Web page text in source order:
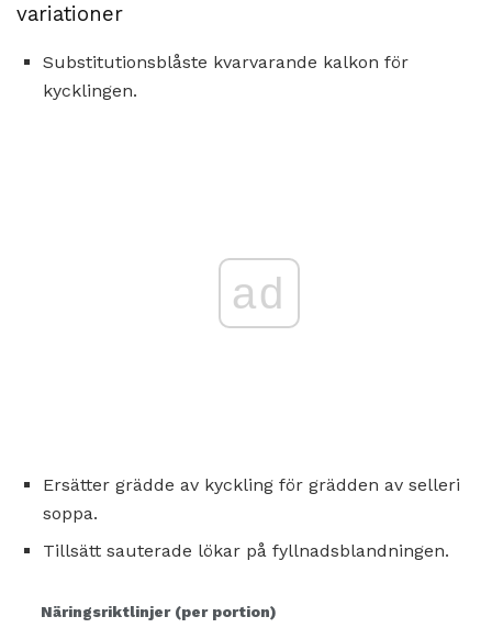
variationer
Substitutionsblåste kvarvarande kalkon för
kycklingen.
ad
Ersätter grädde av kyckling för grädden av selleri
soppa.
Tillsätt sauterade lökar på fyllnadsblandningen.
Näringsriktlinjer (per portion)